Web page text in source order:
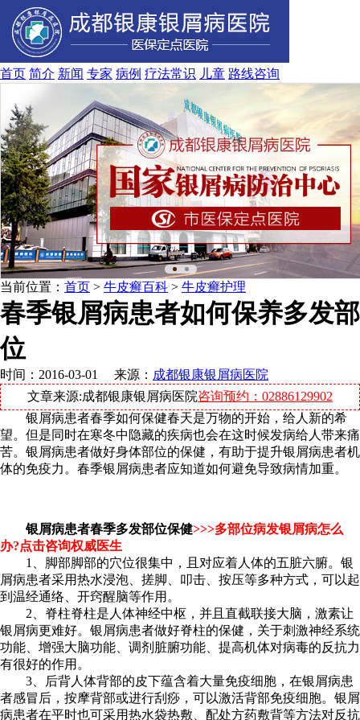
首页 简介 新闻 专家 病例 疗法常识 儿童 路线咨询
当前位置： 首页 > 牛皮癣百科 > 牛皮癣护理
春季银屑病患者如何保养多发部
位
时间：2016-03-01 来源： 成都银康银屑病医院
文章来源:成都银康银屑病医院咨询预约：02886129902
银屑病患者春季如何保健春天是万物的开始，给人新的希
望。但是同时在寒冬中隐藏的疾病也会在这时候发病给人带来痛
苦。银屑病患者做好身体部位的保健，有助于提升银屑病患者机
体的免疫力。春季银屑病患者应知道如何避免导致病情加重。
银屑病患者春季多发部位保健>>>多部位病发银屑病怎么
办?点击咨询权威医生
1、脚部脚部的穴位很集中，且对应着人体的五脏六腑。银
屑病患者采用热水浸泡、搓脚、叩击、按压等多种方式，可以起
到温经通络、开窍醒脑等作用。
2、脊柱脊柱是人体神经中枢，并且直截联接大脑，激素让
银屑病更难好。银屑病患者做好脊柱的保健，关于刺激神经系统
功能、增强大脑功能、调剂脏腑功能、提高机体对病毒的反抗力
有很好的作用。
3、后背人体背部的皮下蕴含着大量免疫细胞，在银屑病患
者感冒后，按摩背部或进行刮痧，可以激活背部免疫细胞。银屑
病患者在平时也可采用热水袋热敷、配处方药敷背等方法对反抗